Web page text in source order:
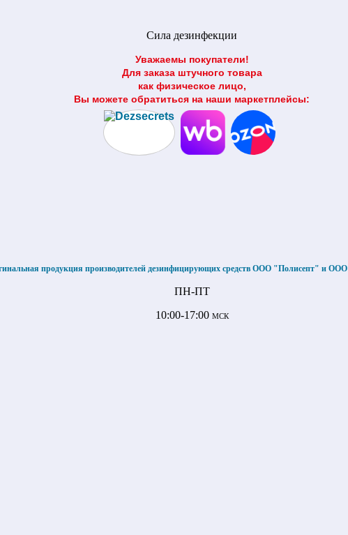
Сила дезинфекции
Уважаемы покупатели!
Для заказа штучного товара
как физическое лицо,
Вы можете обратиться на наши маркетплейсы:
продукция производителей дезинфицирующих средств ООО "Полисепт" и
ПН-ПТ
10:00-17:00 МСК